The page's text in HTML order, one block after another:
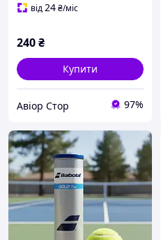
від24₴/міс
240₴
Купити
Авіор Стор 97%